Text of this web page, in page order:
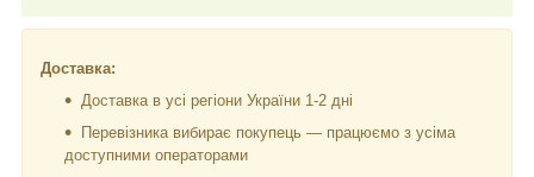
Доставка:
Доставка в усі регіони України 1-2 дні
Перевізника вибирає покупець — працюємо з усіма
доступними операторами